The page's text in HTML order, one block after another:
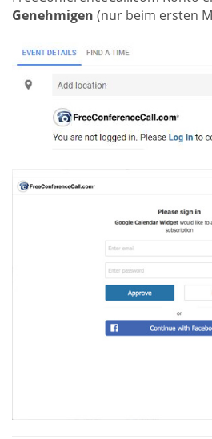
Genehmigen (nur beim ersten